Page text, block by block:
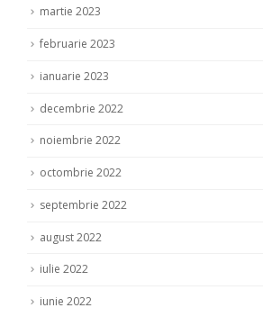
martie 2023
februarie 2023
ianuarie 2023
decembrie 2022
noiembrie 2022
octombrie 2022
septembrie 2022
august 2022
iulie 2022
iunie 2022